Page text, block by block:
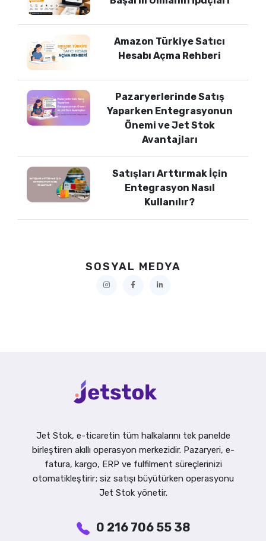
Amazon Türkiye Satıcı
Hesabı Açma Rehberi
Pazaryerlerinde Satış
Yaparken Entegrasyonun
Önemi ve Jet Stok
Avantajları
Satışları Arttırmak İçin
Entegrasyon Nasıl
Kullanılır?
SOSYAL MEDYA
Jet Stok, e-ticaretin tüm halkalarını tek panelde
birleştiren akıllı operasyon merkezidir. Pazaryeri, e-
fatura, kargo, ERP ve fulfilment süreçlerinizi
otomatikleştirir; siz satışı büyütürken operasyonu
Jet Stok yönetir.
0 216 706 55 38